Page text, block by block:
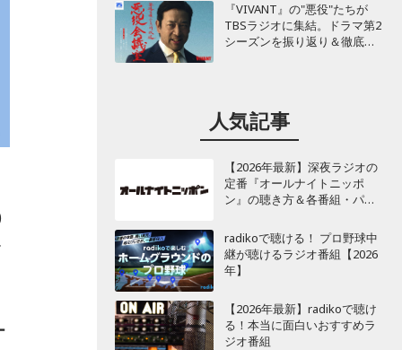
『VIVANT』の"悪役"たちが
TBSラジオに集結。ドラマ第2
シーズンを振り返り＆徹底考
人気記事
【2026年最新】深夜ラジオの
定番『オールナイトニッポ
ン』の聴き方＆各番組・パー
radikoで聴ける！ プロ野球中
継が聴けるラジオ番組【2026
年】
【2026年最新】radikoで聴け
る！本当に面白いおすすめラ
ジオ番組